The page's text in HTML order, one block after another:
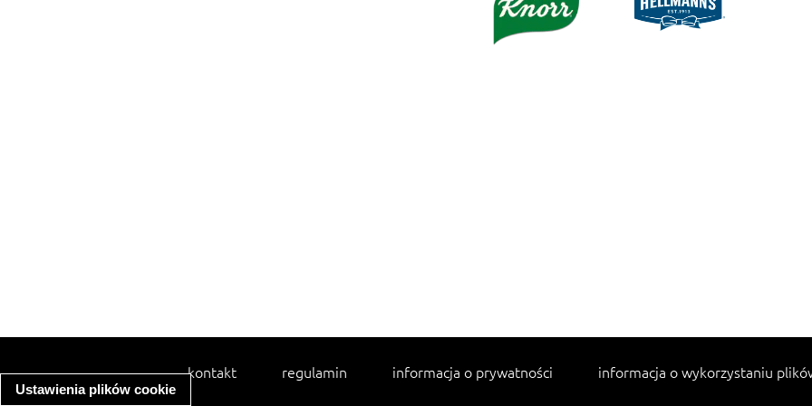
Ustawienia plików cookie
kontakt regulamin informacja o prywatności informacja o wykorzystaniu